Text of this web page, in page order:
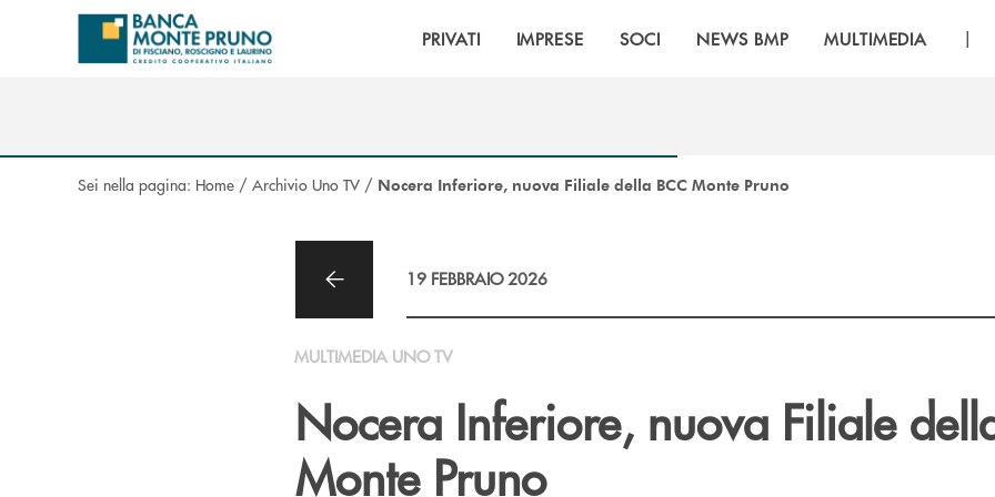
Salta al contenuto principale
PRIVATI IMPRESE SOCI NEWS BMP MULTIMEDIA |
Sei nella pagina: Home / Archivio Uno TV / Nocera Inferiore, nuova Filiale della BCC Monte Pruno
19 FEBBRAIO 2026
MULTIMEDIA UNO TV
Nocera Inferiore, nuova Filiale
Monte Pruno